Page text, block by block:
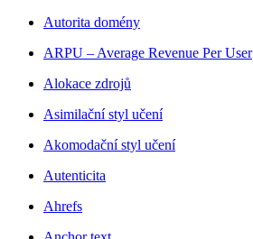
Autorita domény
ARPU – Average Revenue Per User
Alokace zdrojů
Asimilační styl učení
Akomodační styl učení
Autenticita
Ahrefs